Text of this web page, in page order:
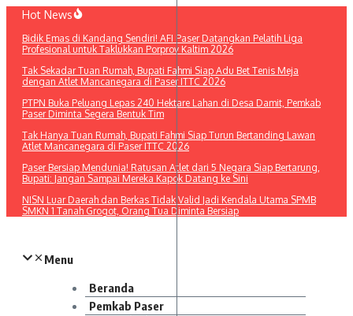
Lewati
konten
Hot News
Bidik Emas di Kandang Sendiri! AFI Paser Datangkan Pelatih Liga
Profesional untuk Taklukkan Porprov Kaltim 2026
Tak Sekadar Tuan Rumah, Bupati Fahmi Siap Adu Bet Tenis Meja
dengan Atlet Mancanegara di Paser ITTC 2026
PTPN Buka Peluang Lepas 240 Hektare Lahan di Desa Damit, Pemkab
Paser Diminta Segera Bentuk Tim
Tak Hanya Tuan Rumah, Bupati Fahmi Siap Turun Bertanding Lawan
Atlet Mancanegara di Paser ITTC 2026
Paser Bersiap Mendunia! Ratusan Atlet dari 5 Negara Siap Bertarung,
Bupati: Jangan Sampai Mereka Kapok Datang ke Sini
NISN Luar Daerah dan Berkas Tidak Valid Jadi Kendala Utama SPMB
SMKN 1 Tanah Grogot, Orang Tua Diminta Bersiap
Menu
Beranda
Pemkab Paser